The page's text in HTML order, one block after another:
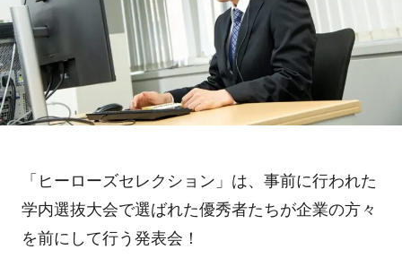
「ヒーローズセレクション」は、事前に行われた
学内選抜大会で選ばれた優秀者たちが企業の方々
を前にして行う発表会！